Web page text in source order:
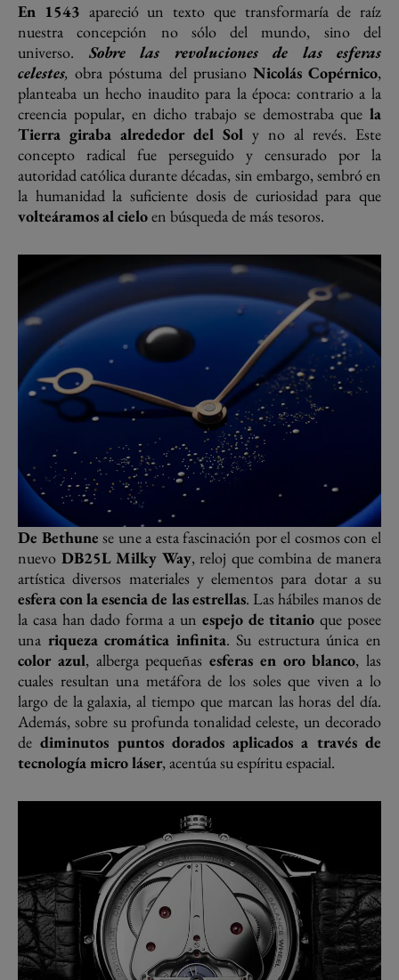
En 1543 apareció un texto que transformaría de raíz
nuestra concepción no sólo del mundo, sino del
universo.
Sobre las revoluciones de las esferas
celestes,obra póstuma del prusiano Nicolás Copérnico,
planteaba un hecho inaudito para la época: contrario a la
creencia popular, en dicho trabajo se demostraba que la
Tierra giraba alrededor del Sol y no al revés. Este
concepto radical fue perseguido y censurado por la
autoridad católica durante décadas, sin embargo, sembró en
la humanidad la suficiente dosis de curiosidad para que
volteáramos al cieloen búsqueda de más tesoros.
De Bethune se une a esta fascinación por el cosmos con el
nuevo DB25L Milky Way, reloj que combina de manera
artística diversos materiales y elementos para dotar a su
esfera con la esencia de las estrellas. Las hábiles manos de
la casa han dado forma a un espejo de titanio que posee
una riqueza cromática infinita. Su estructura única en
color azul, alberga pequeñas esferas en oro blanco, las
cuales resultan una metáfora de los soles que viven a lo
largo de la galaxia, al tiempo que marcan las horas del día.
Además, sobre su profunda tonalidad celeste, un decorado
de diminutos puntos dorados aplicados a través de
tecnología micro láser, acentúa su espíritu espacial.